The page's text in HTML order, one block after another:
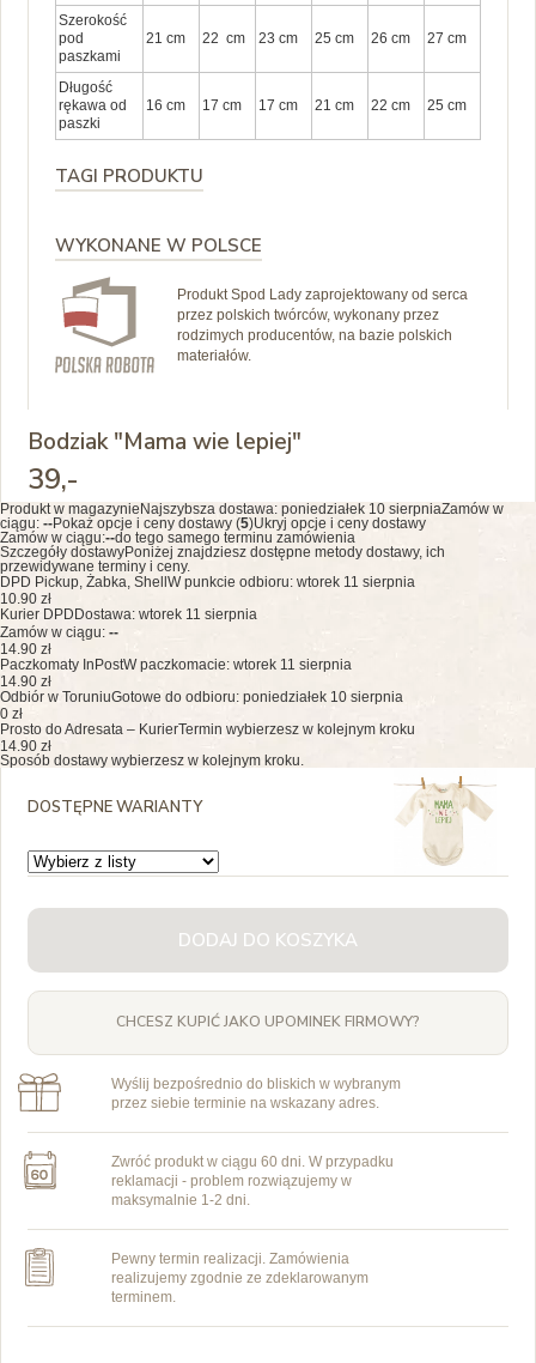
Szerokość
pod
paszkami
21 cm 22 cm 23 cm 25 cm 26 cm 27 cm
Długość
rękawa od
paszki
16 cm 17 cm 17 cm 21 cm 22 cm 25 cm
TAGI PRODUKTU
WYKONANE W POLSCE
Produkt Spod Lady zaprojektowany od serca
przez polskich twórców, wykonany przez
rodzimych producentów, na bazie polskich
materiałów.
Bodziak "Mama wie lepiej"
39,-
Produkt w magazynieNajszybsza dostawa: poniedziałek 10 sierpniaZamów w
ciągu: --Pokaż opcje i ceny dostawy (5)Ukryj opcje i ceny dostawy
Zamów w ciągu:--do tego samego terminu zamówienia
Szczegóły dostawyPoniżej znajdziesz dostępne metody dostawy, ich
przewidywane terminy i ceny.
DPD Pickup, Żabka, Shell W punkcie odbioru: wtorek 11 sierpnia
10.90 zł
Kurier DPD Dostawa: wtorek 11 sierpnia
Zamów w ciągu: --
14.90 zł
Paczkomaty InPostW paczkomacie: wtorek 11 sierpnia
14.90 zł
Odbiór w ToruniuGotowe do odbioru: poniedziałek 10 sierpnia
0 zł
Prosto do Adresata – KurierTermin wybierzesz w kolejnym kroku
14.90 zł
Sposób dostawy wybierzesz w kolejnym kroku.
DOSTĘPNE WARIANTY
DODAJ DO KOSZYKA
CHCESZ KUPIĆ JAKO UPOMINEK FIRMOWY?
Wyślij bezpośrednio do bliskich w wybranym
przez siebie terminie na wskazany adres.
Zwróć produkt w ciągu 60 dni. W przypadku
reklamacji - problem rozwiązujemy w
maksymalnie 1-2 dni.
Pewny termin realizacji. Zamówienia
realizujemy zgodnie ze zdeklarowanym
terminem.